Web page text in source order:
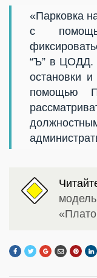
«Парковка
с
“Ъ” в ЦОДД.
остановки
помощью